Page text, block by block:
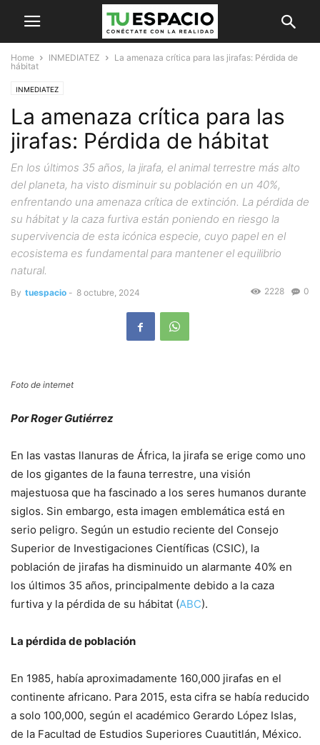
Home INMEDIATEZ
La amenaza crítica para las jirafas: Pérdida de
hábitat
INMEDIATEZ
La amenaza crítica para las
jirafas: Pérdida de hábitat
En los últimos 35 años, la jirafa, el animal terrestre más alto
del planeta, ha visto disminuir su población en un 40%,
enfrentando una amenaza crítica de extinción. La pérdida de
su hábitat y la caza furtiva están poniendo en riesgo la
supervivencia de esta icónica especie, cuyo papel en el
ecosistema es fundamental para mantener el equilibrio
natural.
By tuespacio - 8 octubre, 2024 0
2228
Foto de internet
Por Roger Gutiérrez
En las vastas llanuras de África, la jirafa se erige como uno
de los gigantes de la fauna terrestre, una visión
majestuosa que ha fascinado a los seres humanos durante
siglos. Sin embargo, esta imagen emblemática está en
serio peligro. Según un estudio reciente del Consejo
Superior de Investigaciones Científicas (CSIC), la
población de jirafas ha disminuido un alarmante 40% en
los últimos 35 años, principalmente debido a la caza
furtiva y la pérdida de su hábitat (ABC).
La pérdida de población
En 1985, había aproximadamente 160,000 jirafas en el
continente africano. Para 2015, esta cifra se había reducido
a solo 100,000, según el académico Gerardo López Islas,
de la Facultad de Estudios Superiores Cuautitlán, México.